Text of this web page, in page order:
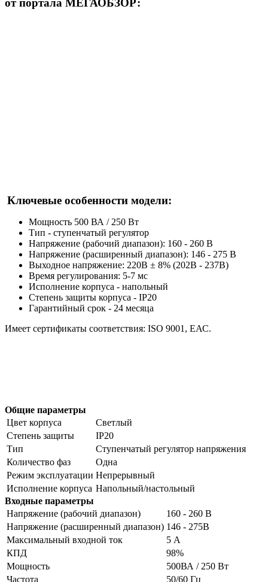
Ключевые особенности модели:
Мощность 500 ВА / 250 Вт
Тип - ступенчатый регулятор
Напряжение (рабочий диапазон): 160 - 260 В
Напряжение (расширенный диапазон): 146 - 275 В
Выходное напряжение: 220В ± 8% (202В - 237В)
Время регулирования: 5-7 мс
Исполнение корпуса - напольный
Степень защиты корпуса - IP20
Гарантийный срок - 24 месяца
Имеет сертификаты соответствия: ISO 9001, ЕАС.
Общие параметры
Цвет корпуса
Светлый
Степень защиты
IP20
Тип
Ступенчатый регулятор напряжения
Количество фаз
Одна
Режим эксплуатации Непрерывный
Исполнение корпуса Напольный/настольный
Входные параметры
Напряжение (рабочий диапазон)
160 - 260 В
Напряжение (расширенный диапазон) 146 - 275В
Максимальный входной ток
5 А
КПД
98%
Мощность
500ВА / 250 Вт
Частота
50/60 Гц